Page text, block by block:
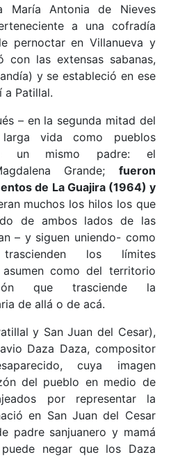
María Antonia de Nieves
a una cofradía
pernoctar en Villanueva y
con las extensas sabanas,
y se estableció en ese
a Patillal.
– en la segunda mitad del
vida como pueblos
un mismo padre: el
Grande; fueron
de La Guajira (1964) y
muchos los hilos los que
de ambos lados de las
– y siguen uniendo- como
los límites
como del territorio
que trasciende la
de allá o de acá.
y San Juan del Cesar),
Daza Daza, compositor
cuya imagen
del pueblo en medio de
por representar la
en San Juan del Cesar
padre sanjuanero y mamá
negar que los Daza